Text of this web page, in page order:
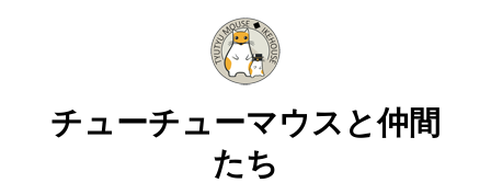
チューチューマウスと仲間
たち